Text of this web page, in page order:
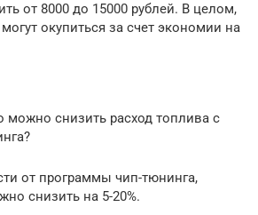
от 8000 до 15000 рублей. В целом,
окупиться за счет экономии на
можно снизить расход топлива с
от программы чип-тюнинга,
снизить на 5-20%.